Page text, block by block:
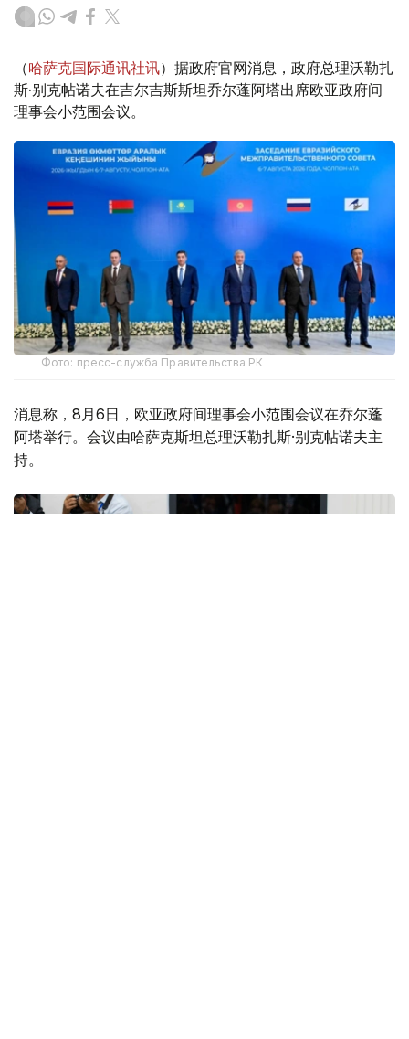
（哈萨克国际通讯社讯）据政府官网消息，政府总理沃勒扎
斯·别克帖诺夫在吉尔吉斯斯坦乔尔蓬阿塔出席欧亚政府间
理事会小范围会议。
Фото: пресс-служба Правительства РК
消息称，8月6日，欧亚政府间理事会小范围会议在乔尔蓬
阿塔举行。会议由哈萨克斯坦总理沃勒扎斯·别克帖诺夫主
持。